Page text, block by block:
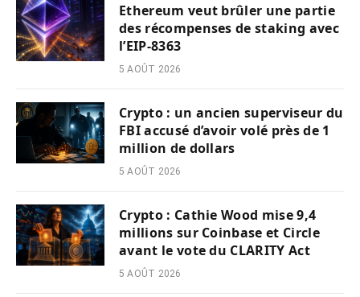
Ethereum veut brûler une partie
des récompenses de staking avec
l’EIP-8363
5 AOÛT 2026
Crypto : un ancien superviseur du
FBI accusé d’avoir volé près de 1
million de dollars
5 AOÛT 2026
Crypto : Cathie Wood mise 9,4
millions sur Coinbase et Circle
avant le vote du CLARITY Act
5 AOÛT 2026